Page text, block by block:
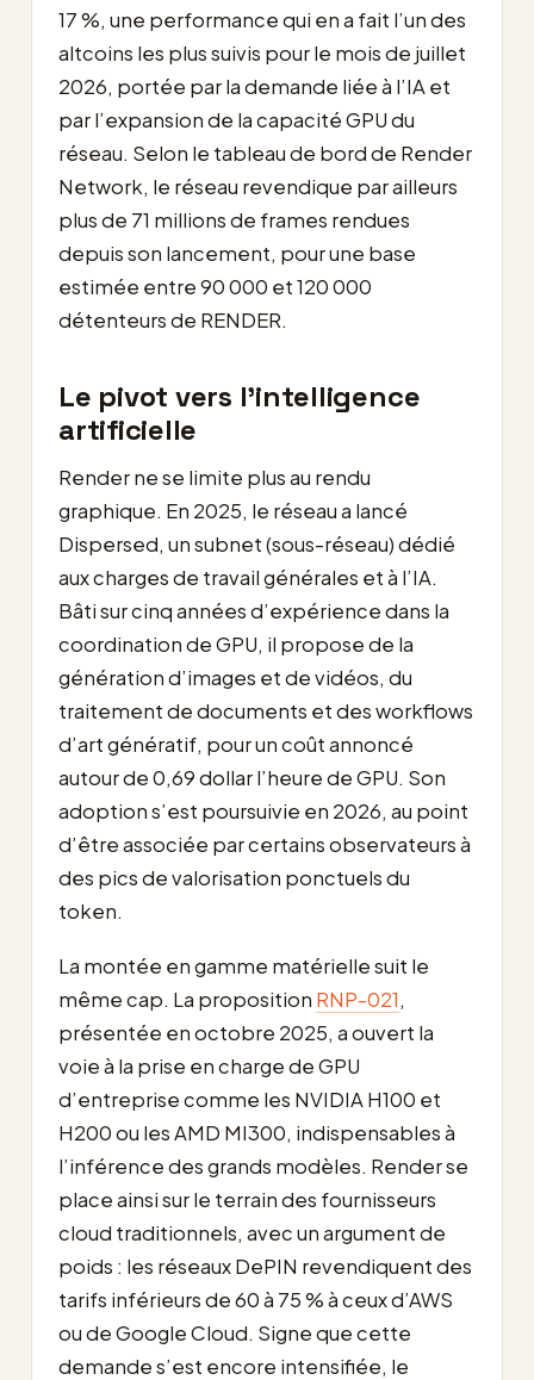
17 %, une performance qui en a fait l’un des
altcoins les plus suivis pour le mois de juillet
2026, portée par la demande liée à l’IA et
par l’expansion de la capacité GPU du
réseau. Selon le tableau de bord de Render
Network, le réseau revendique par ailleurs
plus de 71 millions de frames rendues
depuis son lancement, pour une base
estimée entre 90 000 et 120 000
détenteurs de RENDER.
Le pivot vers l’intelligence
artificielle
Render ne se limite plus au rendu
graphique. En 2025, le réseau a lancé
Dispersed, un subnet (sous-réseau) dédié
aux charges de travail générales et à l’IA.
Bâti sur cinq années d’expérience dans la
coordination de GPU, il propose de la
génération d’images et de vidéos, du
traitement de documents et des workflows
d’art génératif, pour un coût annoncé
autour de 0,69 dollar l’heure de GPU. Son
adoption s’est poursuivie en 2026, au point
d’être associée par certains observateurs à
des pics de valorisation ponctuels du
token.
La montée en gamme matérielle suit le
même cap. La proposition RNP-021,
présentée en octobre 2025, a ouvert la
voie à la prise en charge de GPU
d’entreprise comme les NVIDIA H100 et
H200 ou les AMD MI300, indispensables à
l’inférence des grands modèles. Render se
place ainsi sur le terrain des fournisseurs
cloud traditionnels, avec un argument de
poids : les réseaux DePIN revendiquent des
tarifs inférieurs de 60 à 75 % à ceux d’AWS
ou de Google Cloud. Signe que cette
demande s’est encore intensifiée, le